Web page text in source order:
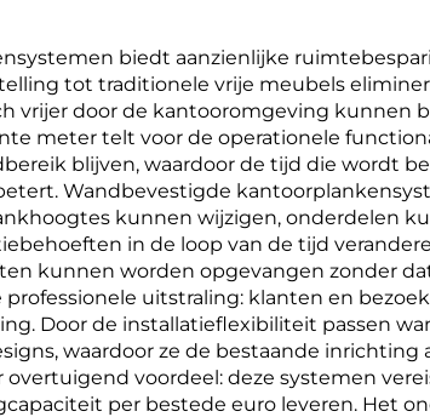
biedt aanzienlijke
tot traditionele vrije meubels
vrijer door de kantooromgeving kunnen
meter telt voor de operationele
blijven, waardoor de tijd die wordt
Wandbevestigde
kunnen wijzigen, onderdelen
in de loop van de tijd
kunnen worden opgevangen zonder
uitstraling: klanten en
Door de installatieflexibiliteit passen
waardoor ze de bestaande
voordeel: deze systemen
per bestede euro leveren. Het